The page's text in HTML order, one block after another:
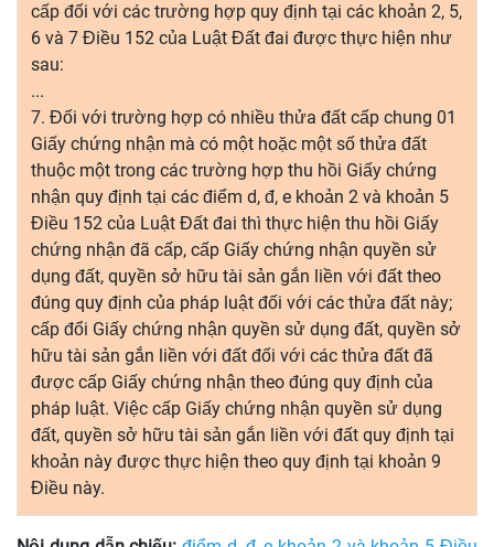
cấp đối với các trường hợp quy định tại các khoản 2, 5,
6 và 7 Điều 152 của Luật Đất đai được thực hiện như
sau:
...
7. Đối với trường hợp có nhiều thửa đất cấp chung 01
Giấy chứng nhận mà có một hoặc một số thửa đất
thuộc một trong các trường hợp thu hồi Giấy chứng
nhận quy định tại các điểm d, đ, e khoản 2 và khoản 5
Điều 152 của Luật Đất đai thì thực hiện thu hồi Giấy
chứng nhận đã cấp, cấp Giấy chứng nhận quyền sử
dụng đất, quyền sở hữu tài sản gắn liền với đất theo
đúng quy định của pháp luật đối với các thửa đất này;
cấp đổi Giấy chứng nhận quyền sử dụng đất, quyền sở
hữu tài sản gắn liền với đất đối với các thửa đất đã
được cấp Giấy chứng nhận theo đúng quy định của
pháp luật. Việc cấp Giấy chứng nhận quyền sử dụng
đất, quyền sở hữu tài sản gắn liền với đất quy định tại
khoản này được thực hiện theo quy định tại khoản 9
Điều này.